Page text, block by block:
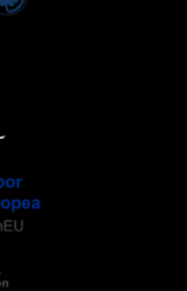
AECC
las
en